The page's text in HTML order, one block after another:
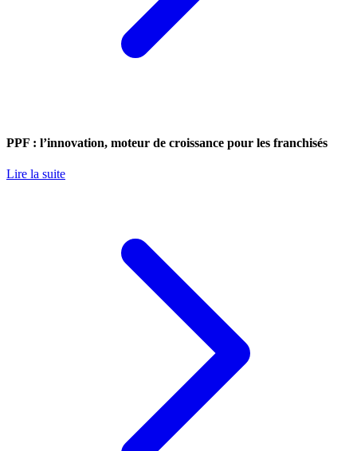
PPF : l’innovation, moteur de croissance pour les franchisés
Lire la suite